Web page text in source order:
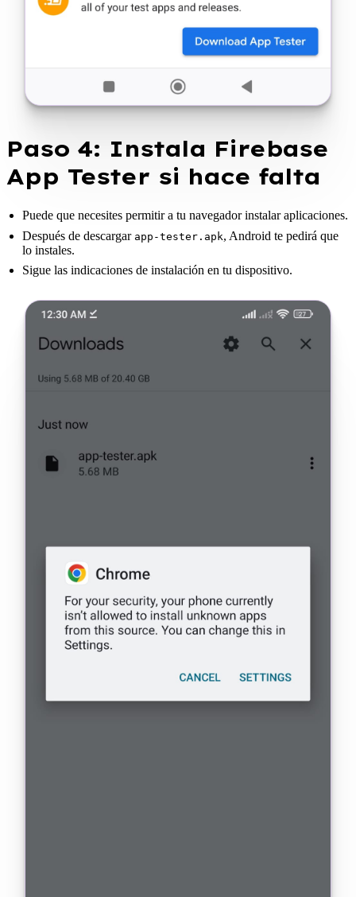
Paso 4: Instala Firebase
App Tester si hace falta
Puede que necesites permitir a tu navegador instalar aplicaciones.
Después de descargar app-tester.apk, Android te pedirá que
lo instales.
Sigue las indicaciones de instalación en tu dispositivo.